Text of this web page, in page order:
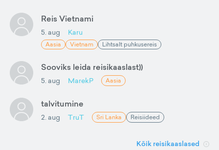
Reis Vietnami
5. aug Karu
Aasia Vietnam Lihtsalt puhkusereis
Sooviks leida reisikaaslast))
5. aug MarekP Aasia
talvitumine
2. aug TruT Sri Lanka Reisiideed
Kõik reisikaaslased